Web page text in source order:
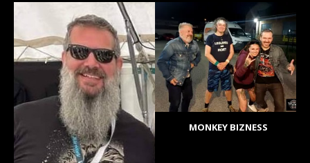
MONKEY BIZNESS